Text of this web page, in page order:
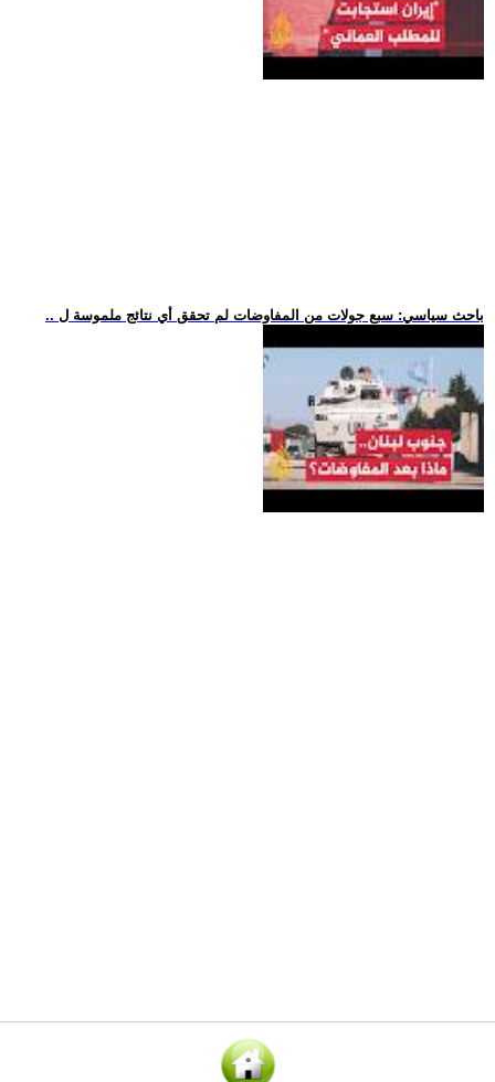
.. باحث سياسي: سبع جولات من المفاوضات لم تحقق أي نتائج ملموسة ل